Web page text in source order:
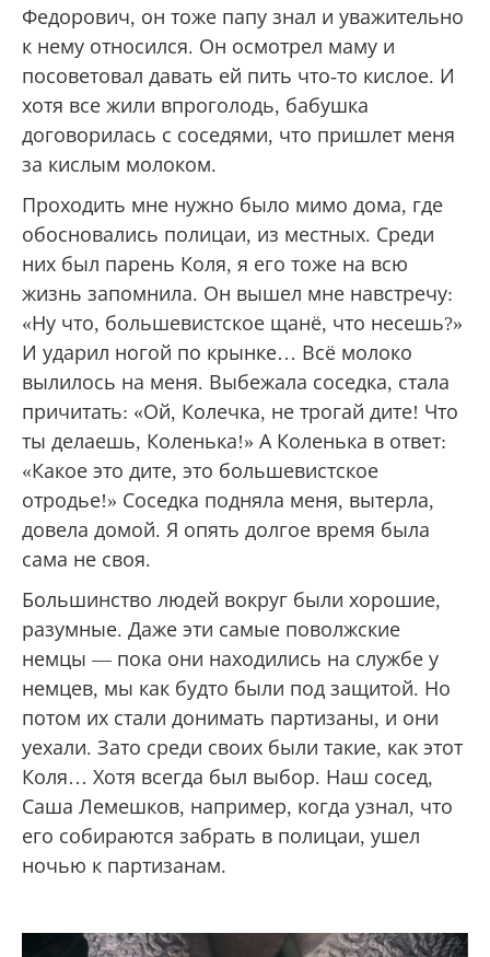
Федорович, он тоже папу знал и уважительно
к нему относился. Он осмотрел маму и
посоветовал давать ей пить что-то кислое. И
хотя все жили впроголодь, бабушка
договорилась с соседями, что пришлет меня
за кислым молоком.
Проходить мне нужно было мимо дома, где
обосновались полицаи, из местных. Среди
них был парень Коля, я его тоже на всю
жизнь запомнила. Он вышел мне навстречу:
«Ну что, большевистское щанё, что несешь?»
И ударил ногой по крынке… Всё молоко
вылилось на меня. Выбежала соседка, стала
причитать: «Ой, Колечка, не трогай дите! Что
ты делаешь, Коленька!» А Коленька в ответ:
«Какое это дите, это большевистское
отродье!» Соседка подняла меня, вытерла,
довела домой. Я опять долгое время была
сама не своя.
Большинство людей вокруг были хорошие,
разумные. Даже эти самые поволжские
немцы — пока они находились на службе у
немцев, мы как будто были под защитой. Но
потом их стали донимать партизаны, и они
уехали. Зато среди своих были такие, как этот
Коля… Хотя всегда был выбор. Наш сосед,
Саша Лемешков, например, когда узнал, что
его собираются забрать в полицаи, ушел
ночью к партизанам.